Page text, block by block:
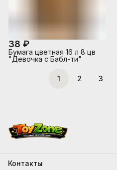
38 ₽
Бумага цветная 16 л 8 цв
"Девочка с Бабл-ти"
1 2 3
Контакты